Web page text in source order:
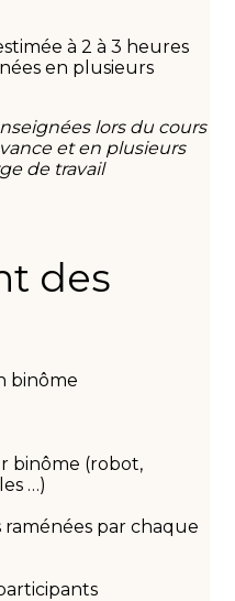
à 2 à 3 heures
en plusieurs
lors du cours
et en plusieurs
de travail
des
binôme
binôme (robot,
…)
raménées par chaque